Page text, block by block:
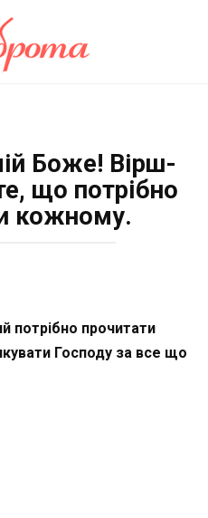
Боже! Вірш-
що потрібно
кожному.
потрібно прочитати
Господу за все що